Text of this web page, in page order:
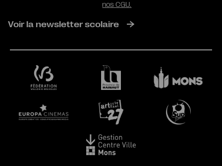
nos CGU.
Voir la newsletter scolaire